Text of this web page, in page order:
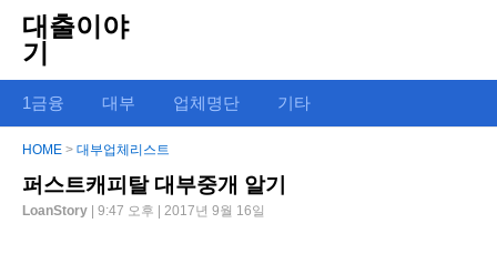
대출이야
기
1금융 대부 업체명단 기타
HOME > 대부업체리스트
퍼스트캐피탈 대부중개 알기
LoanStory | 9:47 오후 | 2017년 9월 16일